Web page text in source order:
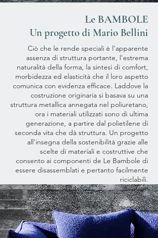
Le BAMBOLE
Un progetto di Mario Bellini
Ciò che le rende speciali è l'apparente
assenza di struttura portante, l'estrema
naturalità della forma, la sintesi di comfort,
morbidezza ed elasticità che il loro aspetto
comunica con evidenza efficace. Laddove la
costruzione originaria si basava su una
struttura metallica annegata nel poliuretano,
ora i materiali utilizzati sono di ultima
generazione, a partire dal polietilene di
seconda vita che dà struttura. Un progetto
all’insegna della sostenibilità grazie alle
scelte di materiali e costruttive che
consento ai componenti de Le Bambole di
essere disassemblati e pertanto facilmente
riciclabili.